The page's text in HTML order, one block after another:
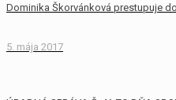
Dominika Škorvánková prestupuje
5. mája 2017